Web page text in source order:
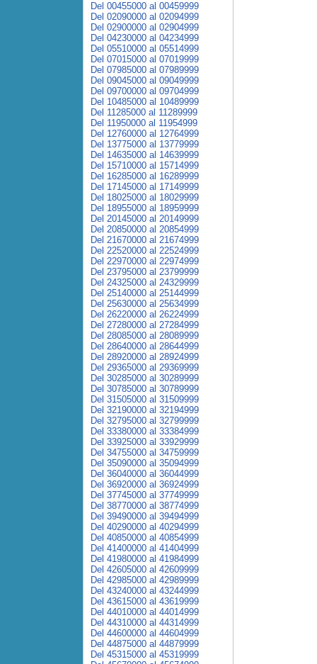
Del 00455000 al 00459999
Del 02090000 al 02094999
Del 02900000 al 02904999
Del 04230000 al 04234999
Del 05510000 al 05514999
Del 07015000 al 07019999
Del 07985000 al 07989999
Del 09045000 al 09049999
Del 09700000 al 09704999
Del 10485000 al 10489999
Del 11285000 al 11289999
Del 11950000 al 11954999
Del 12760000 al 12764999
Del 13775000 al 13779999
Del 14635000 al 14639999
Del 15710000 al 15714999
Del 16285000 al 16289999
Del 17145000 al 17149999
Del 18025000 al 18029999
Del 18955000 al 18959999
Del 20145000 al 20149999
Del 20850000 al 20854999
Del 21670000 al 21674999
Del 22520000 al 22524999
Del 22970000 al 22974999
Del 23795000 al 23799999
Del 24325000 al 24329999
Del 25140000 al 25144999
Del 25630000 al 25634999
Del 26220000 al 26224999
Del 27280000 al 27284999
Del 28085000 al 28089999
Del 28640000 al 28644999
Del 28920000 al 28924999
Del 29365000 al 29369999
Del 30285000 al 30289999
Del 30785000 al 30789999
Del 31505000 al 31509999
Del 32190000 al 32194999
Del 32795000 al 32799999
Del 33380000 al 33384999
Del 33925000 al 33929999
Del 34755000 al 34759999
Del 35090000 al 35094999
Del 36040000 al 36044999
Del 36920000 al 36924999
Del 37745000 al 37749999
Del 38770000 al 38774999
Del 39490000 al 39494999
Del 40290000 al 40294999
Del 40850000 al 40854999
Del 41400000 al 41404999
Del 41980000 al 41984999
Del 42605000 al 42609999
Del 42985000 al 42989999
Del 43240000 al 43244999
Del 43615000 al 43619999
Del 44010000 al 44014999
Del 44310000 al 44314999
Del 44600000 al 44604999
Del 44875000 al 44879999
Del 45315000 al 45319999